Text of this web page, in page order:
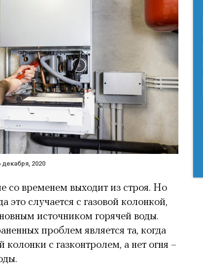
декабря, 2020
со временем выходит из строя. Но
это случается с газовой колонкой,
источником горячей воды.
проблем является та, когда
колонки с газконтролем, а нет огня –